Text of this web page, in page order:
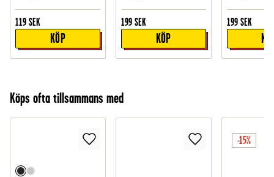
119 SEK
KÖP
199 SEK
KÖP
199 SEK
Köps ofta tillsammans med
-15%